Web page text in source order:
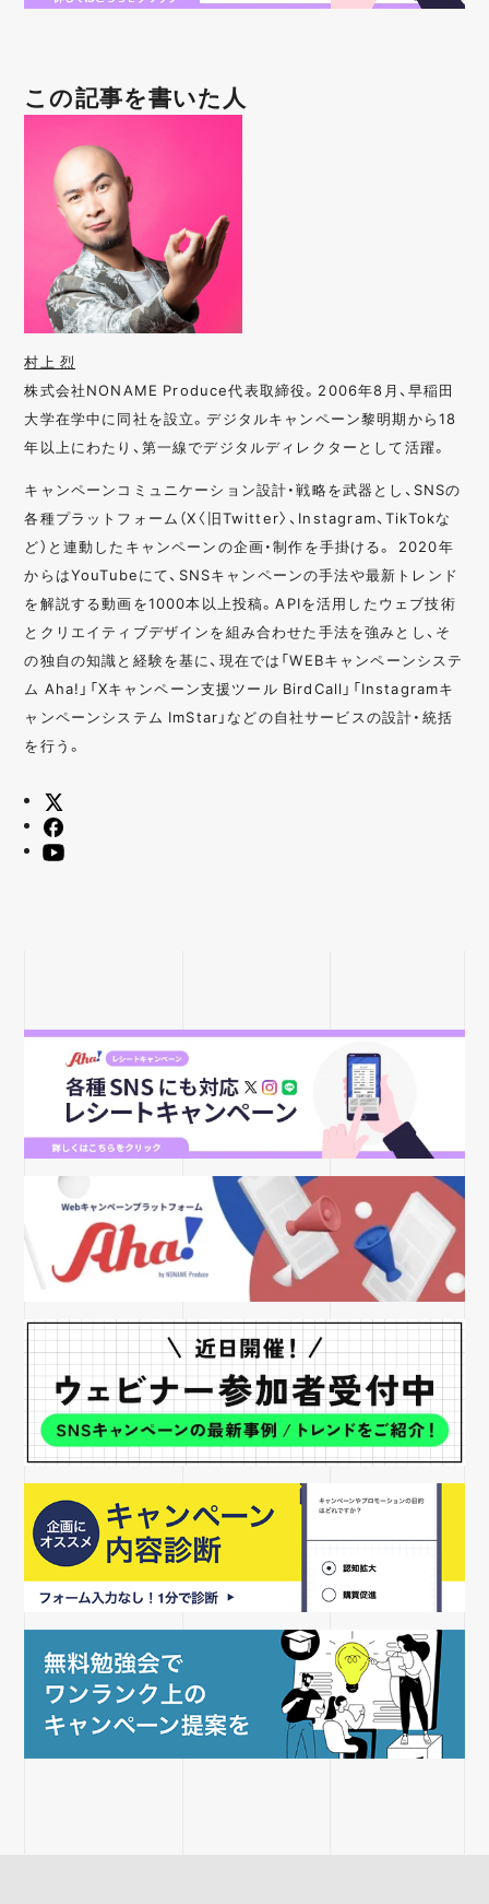
この記事を書いた人
村上 烈
株式会社NONAME Produce代表取締役。2006年8月、早稲田
大学在学中に同社を設立。デジタルキャンペーン黎明期から18
年以上にわたり、第一線でデジタルディレクターとして活躍。
キャンペーンコミュニケーション設計・戦略を武器とし、SNSの
各種プラットフォーム（X〈旧Twitter〉、Instagram、TikTokな
ど）と連動したキャンペーンの企画・制作を手掛ける。 2020年
からはYouTubeにて、SNSキャンペーンの手法や最新トレンド
を解説する動画を1000本以上投稿。APIを活用したウェブ技術
とクリエイティブデザインを組み合わせた手法を強みとし、そ
の独自の知識と経験を基に、現在では「WEBキャンペーンシステ
ム Aha!」「Xキャンペーン支援ツール BirdCall」「Instagramキ
ャンペーンシステム ImStar」などの自社サービスの設計・統括
を行う。